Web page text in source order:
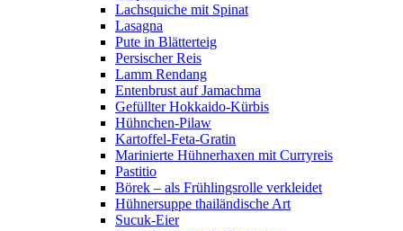
Lachsquiche mit Spinat
Lasagna
Pute in Blätterteig
Persischer Reis
Lamm Rendang
Entenbrust auf Jamachma
Gefüllter Hokkaido-Kürbis
Hühnchen-Pilaw
Kartoffel-Feta-Gratin
Marinierte Hühnerhaxen mit Curryreis
Pastitio
Börek – als Frühlingsrolle verkleidet
Hühnersuppe thailändische Art
Sucuk-Eier